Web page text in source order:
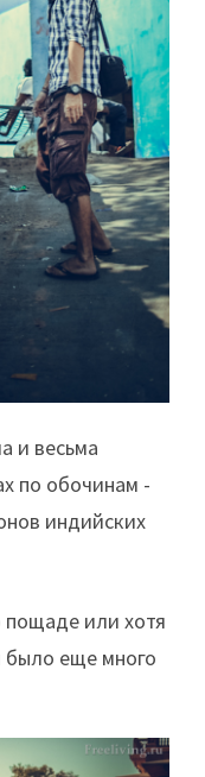
и весьма
по обочинам -
индийских
или хотя
еще много